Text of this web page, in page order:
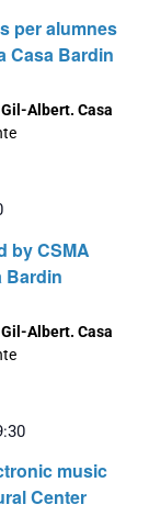
per alumnes
Casa Bardin
Albert. Casa
by CSMA
Bardin
Albert. Casa
music
Center